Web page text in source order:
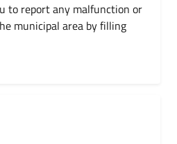
to report any malfunction or
municipal area by filling